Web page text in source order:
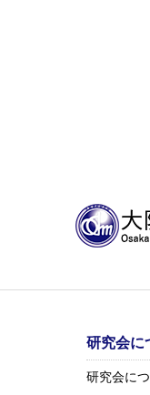
研究会に
研究会に